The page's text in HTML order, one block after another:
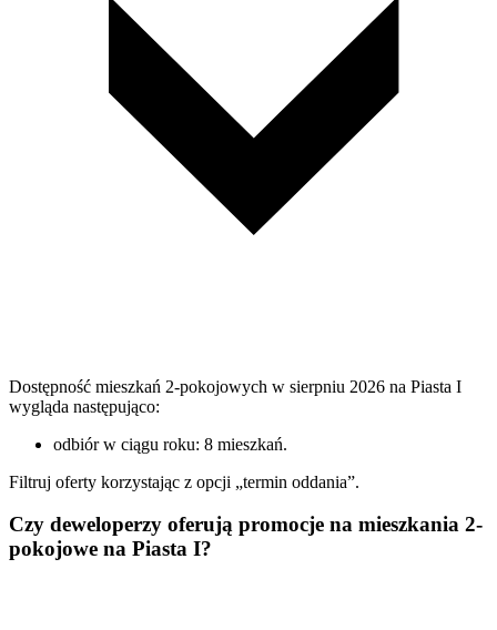
Dostępność mieszkań 2-pokojowych w sierpniu 2026 na Piasta I
wygląda następująco:
odbiór w ciągu roku: 8 mieszkań.
Filtruj oferty korzystając z opcji „termin oddania”.
Czy deweloperzy oferują promocje na mieszkania 2-
pokojowe na Piasta I?